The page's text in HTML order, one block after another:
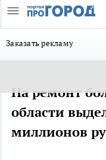
Заказать рекламу
На ремонт
области
миллионов